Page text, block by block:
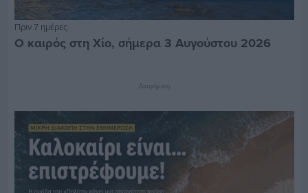
Πριν 7 ημέρες
Ο καιρός στη Χίο, σήμερα 3 Αυγούστου 2026
Διαφήμιση